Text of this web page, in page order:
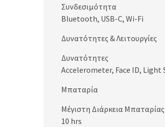
Συνδεσιμότητα
Bluetooth, USB-C, Wi-Fi
Δυνατότητες & Λειτουργίες
Δυνατότητες
Accelerometer, Face ID,
Μπαταρία
Μέγιστη Διάρκεια Μπαταρίας
10 hrs